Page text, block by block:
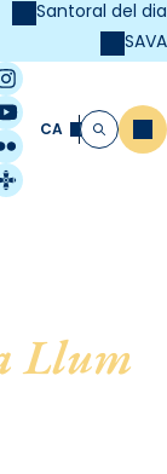
Santoral del dia
SAVA
Estel
CA Cerca
Llum